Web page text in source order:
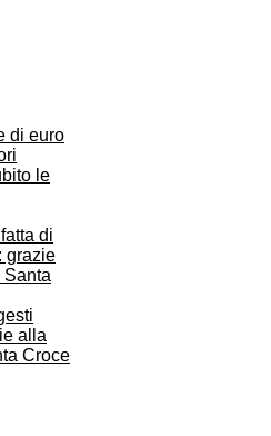
di euro
le
alla
Croce